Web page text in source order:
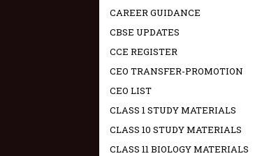
CAREER GUIDANCE
CBSE UPDATES
CCE REGISTER
CEO TRANSFER-PROMOTION
CEO LIST
CLASS 1 STUDY MATERIALS
CLASS 10 STUDY MATERIALS
CLASS 11 BIOLOGY MATERIALS